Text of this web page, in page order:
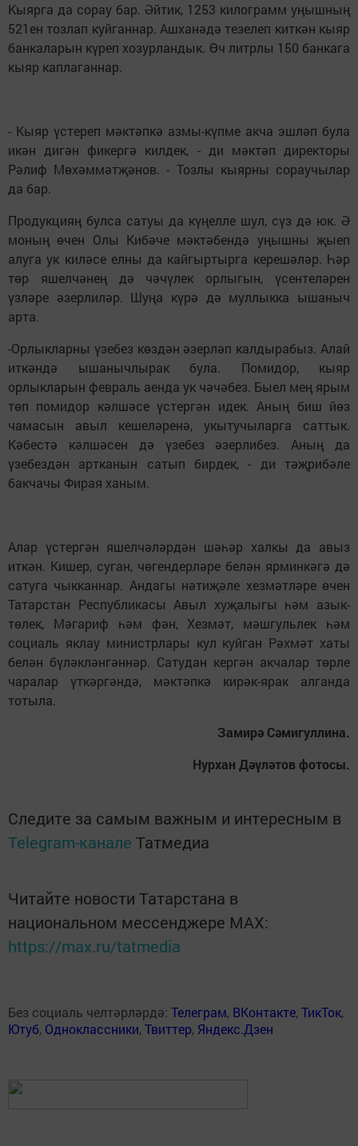
Кыярга да сорау бар. Әйтик, 1253 килограмм уңышның
521ен тозлап куйганнар. Ашханәдә тезелеп киткән кыяр
банкаларын күреп хозурландык. Өч литрлы 150 банкага
кыяр каплаганнар.
- Кыяр үстереп мәктәпкә азмы-күпме акча эшләп була
икән дигән фикергә килдек, - ди мәктәп ди­ректоры
Рәлиф Мөхәм­мәт­җәнов. - Тозлы кыярны сораучылар
да бар.
Продукцияң булса сатуы да күңелле шул, сүз дә юк. Ә
моның өчен Олы Кибәче мәктәбендә уңышны җыеп
алуга ук киләсе елны да кайгыртырга керешәләр. Һәр
төр яшелчәнең дә чәчүлек орлыгын, үсентеләрен
үзләре әзерлиләр. Шуңа күрә дә муллыкка ышаныч
арта.
-Орлыкларны үзебез көз­дән әзерләп калдырабыз. Алай
иткәндә ышанычлырак була. Помидор, кыяр
орлыкларын февраль аенда ук чәчәбез. Быел мең ярым
төп помидор кәлшәсе үстергән идек. Аның биш йөз
чамасын авыл кешеләренә, укытучыларга саттык.
Кәбестә кәлшәсен дә үзебез әзерлибез. Аның да
үзебездән артканын сатып бирдек, - ди тәҗрибәле
бакчачы Фирая ханым.
Алар үстергән яшелчә­ләрдән шәһәр халкы да авыз
иткән. Кишер, суган, чөгендерләре белән ярминкәгә дә
сатуга чыкканнар. Андагы нәтиҗәле хезмәтләре өчен
Татарстан Республикасы Авыл хуҗалыгы һәм азык-
төлек, Мәгариф һәм фән, Хезмәт, мәшгульлек һәм
социаль яклау министрлары кул куйган Рәхмәт хаты
белән бүләкләнгәннәр. Сатудан кергән акчалар төрле
чаралар үткәргәндә, мәк­тәпкә кирәк-ярак алганда
тотыла.
Замирә Сәмигуллина.
Нурхан Дәүләтов фотосы.
Следите за самым важным и интересным в
Telegram-канале Татмедиа
Читайте новости Татарстана в
национальном мессенджере MАХ:
https://max.ru/tatmedia
Без социаль челтәрләрдә: Телеграм, ВКонтакте,ТикТок,
Ютуб, Одноклассники,Твиттер, Яндекс.Дзен